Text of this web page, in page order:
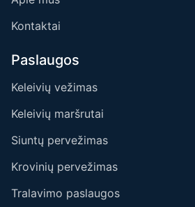
Kontaktai
Paslaugos
Keleivių vežimas
Keleivių maršrutai
Siuntų pervežimas
Krovinių pervežimas
Tralavimo paslaugos